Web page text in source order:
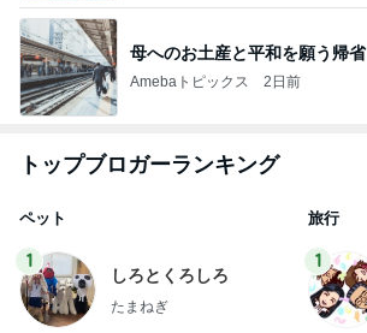
母へのお土産と平和を願う帰省
Amebaトピックス 2日前
トップブロガーランキング
ペット
1
しろとくろしろ
たまねぎ
旅行
1